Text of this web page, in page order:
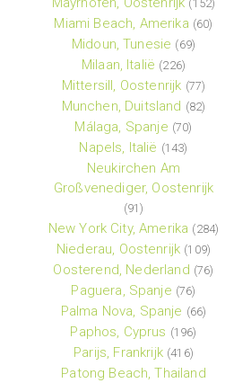
(152)
Miami Beach, Amerika (60)
Midoun, Tunesie (69)
Milaan, Italië (226)
Mittersill, Oostenrijk (77)
Munchen, Duitsland (82)
Málaga, Spanje (70)
Napels, Italië (143)
Neukirchen Am
Großvenediger, Oostenrijk
(91)
New York City, Amerika (284)
Niederau, Oostenrijk (109)
Oosterend, Nederland (76)
Paguera, Spanje (76)
Palma Nova, Spanje (66)
Paphos, Cyprus (196)
Parijs, Frankrijk (416)
Patong Beach, Thailand